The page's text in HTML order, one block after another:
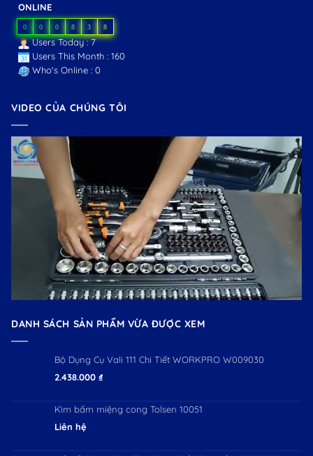
ONLINE
0 0 0 8 3 8
Users Today : 7
Users This Month : 160
Who's Online : 0
VIDEO CỦA CHÚNG TÔI
DANH SÁCH SẢN PHẨM VỪA ĐƯỢC XEM
Bộ Dụng Cụ Vali 111 Chi Tiết WORKPRO W009030
2.438.000 ₫
Kìm bấm miệng cong Tolsen 10051
Liên hệ